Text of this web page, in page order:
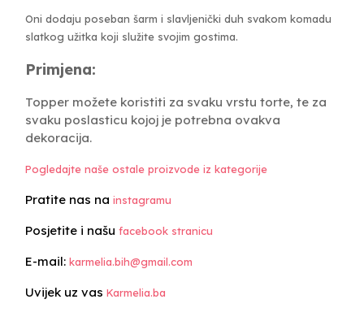
Oni dodaju poseban šarm i slavljenički duh svakom komadu
slatkog užitka koji služite svojim gostima.
Primjena:
Topper možete koristiti za svaku vrstu torte, te za
svaku poslasticu kojoj je potrebna ovakva
dekoracija.
Pogledajte naše ostale proizvode iz kategorije
Pratite nas na instagramu
Posjetite i našu facebook stranicu
E-mail: karmelia.bih@gmail.com
Uvijek uz vas Karmelia.ba